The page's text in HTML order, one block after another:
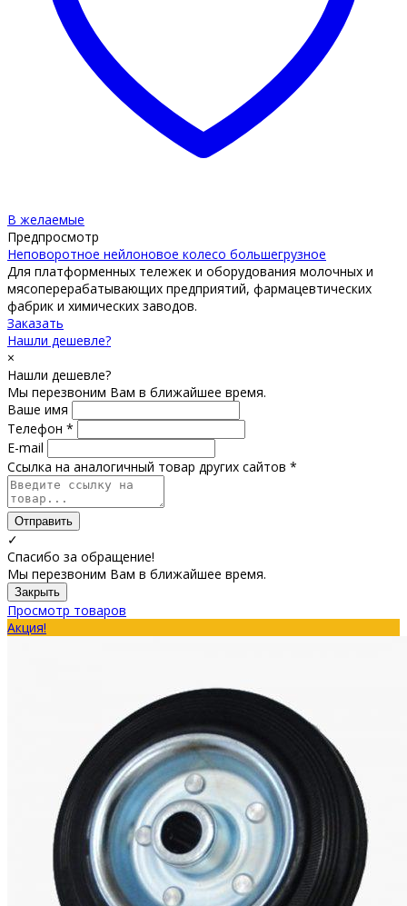
В желаемые
Предпросмотр
Неповоротное нейлоновое колесо большегрузное
Для платформенных тележек и оборудования молочных и
мясоперерабатывающих предприятий, фармацевтических
фабрик и химических заводов.
Заказать
Нашли дешевле?
×
Нашли дешевле?
Мы перезвоним Вам в ближайшее время.
Ваше имя
Телефон *
E-mail
Ссылка на аналогичный товар других сайтов *
Отправить
✓
Спасибо за обращение!
Мы перезвоним Вам в ближайшее время.
Закрыть
Просмотр товаров
Акция!